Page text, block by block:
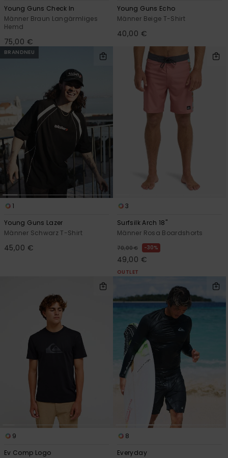
Young Guns Check In
Männer Braun Langärmliges
Hemd
75,00 €
Young Guns Echo
Männer Beige T-Shirt
40,00 €
BRANDNEU
1
Young Guns Lazer
Männer Schwarz T-Shirt
45,00 €
3
Surfsilk Arch 18"
Männer Rosa Boardshorts
70,00 € 30%
49,00 €
OUTLET
9
Ev Comp Logo
8
Everyday